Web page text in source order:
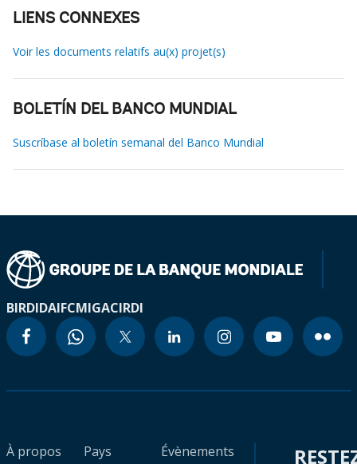
LIENS CONNEXES
Voir les documents relatifs au(x) projet(s)
BOLETÍN DEL BANCO MUNDIAL
Suscríbase al boletín semanal del Banco Mundial
BIRDIDAIFCMIGACIRDI
À propos
Pays
Évènements